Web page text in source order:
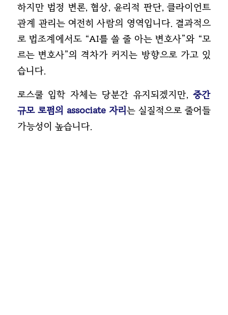
하지만 법정 변론, 협상, 윤리적 판단, 클라이언트
관계 관리는 여전히 사람의 영역입니다. 결과적으
로 법조계에서도 “AI를 쓸 줄 아는 변호사”와 “모
르는 변호사”의 격차가 커지는 방향으로 가고 있
습니다.
로스쿨 입학 자체는 당분간 유지되겠지만,중간
규모 로펌의 associate 자리는 실질적으로 줄어들
가능성이 높습니다.